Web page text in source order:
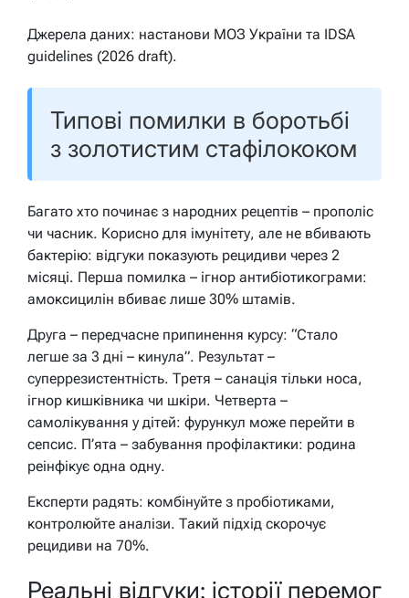
Джерела даних: настанови МОЗ України та IDSA
guidelines (2026 draft).
Типові помилки в боротьбі
з золотистим стафілококом
Багато хто починає з народних рецептів – прополіс
чи часник. Корисно для імунітету, але не вбивають
бактерію: відгуки показують рецидиви через 2
місяці. Перша помилка – ігнор антибіотикограми:
амоксицилін вбиває лише 30% штамів.
Друга – передчасне припинення курсу: “Стало
легше за 3 дні – кинула”. Результат –
суперрезистентність. Третя – санація тільки носа,
ігнор кишківника чи шкіри. Четверта –
самолікування у дітей: фурункул може перейти в
сепсис. П’ята – забування профілактики: родина
реінфікує одна одну.
Експерти радять: комбінуйте з пробіотиками,
контролюйте аналізи. Такий підхід скорочує
рецидиви на 70%.
Реальні відгуки: історії перемог